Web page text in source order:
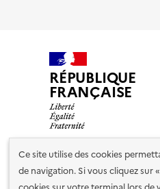
Ce site utilise des cookies
de navigation. Si vous cliquez sur
RÉPUBLIQUE
FRANÇAISE
Nos partenaires